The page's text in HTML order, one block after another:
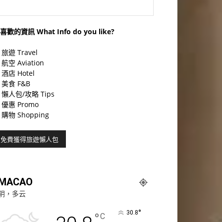
歡的資訊 What Info do you like?
旅遊 Travel
航空 Aviation
酒店 Hotel
美食 F&B
懶人包/攻略 Tips
優惠 Promo
購物 Shopping
，多云
C 30.8°